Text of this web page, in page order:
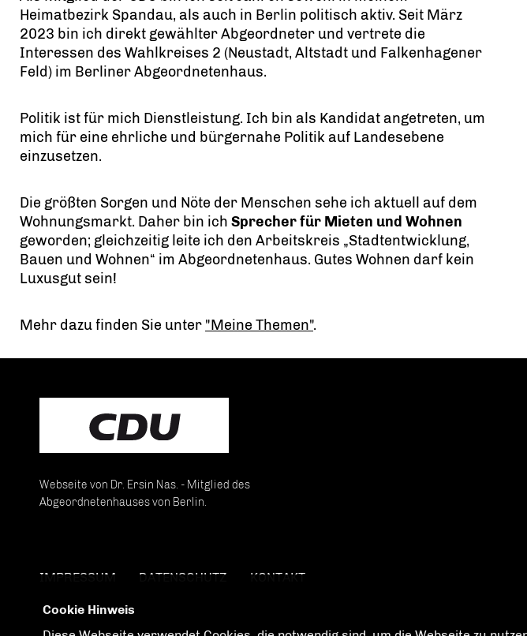
Heimatbezirk Spandau, als auch in Berlin politisch aktiv. Seit März
2023 bin ich direkt gewählter Abgeordneter und vertrete die
Interessen des Wahlkreises 2 (Neustadt, Altstadt und Falkenhagener
Feld) im Berliner Abgeordnetenhaus.
Politik ist für mich Dienstleistung. Ich bin als Kandidat angetreten, um
mich für eine ehrliche und bürgernahe Politik auf Landesebene
einzusetzen.
Die größten Sorgen und Nöte der Menschen sehe ich aktuell auf dem
Wohnungsmarkt. Daher bin ich Sprecher für Mieten und Wohnen
geworden; gleichzeitig leite ich den Arbeitskreis „Stadtentwicklung,
Bauen und Wohnen“ im Abgeordnetenhaus. Gutes Wohnen darf kein
Luxusgut sein!
Mehr dazu finden Sie unter "Meine Themen".
Webseite von Dr. Ersin Nas. - Mitglied des
Abgeordnetenhauses von Berlin.
IMPRESSUM DATENSCHUTZ KONTAKT
Cookie Hinweis